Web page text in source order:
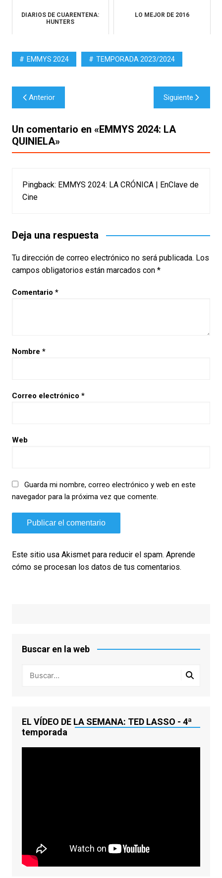
DIARIOS DE CUARENTENA:
HUNTERS
LO MEJOR DE 2016
EMMYS 2024 TEMPORADA 2023/2024
Navegación
de
entradas
Anterior Siguiente
Un comentario en «EMMYS 2024: LA
QUINIELA»
Pingback: EMMYS 2024: LA CRÓNICA | EnClave de
Cine
Deja una respuesta
Tu dirección de correo electrónico no será publicada. Los
campos obligatorios están marcados con *
Comentario *
Nombre *
Correo electrónico *
Web
Guarda mi nombre, correo electrónico y web en este
navegador para la próxima vez que comente.
Este sitio usa Akismet para reducir el spam. Aprende
cómo se procesan los datos de tus comentarios.
Buscar en la web
EL VÍDEO DE LA SEMANA: TED LASSO - 4ª
temporada